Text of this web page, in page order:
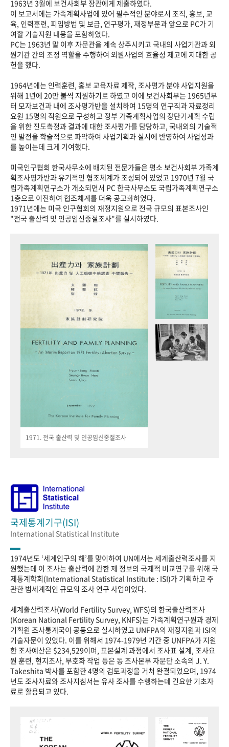
1963년 3월에 보건사회부 장관에게 제출하였다.
이 보고서에는 가족계획사업에 있어 필수적인 분야로서 조직, 홍보, 교
육, 인력훈련, 피임방법 및 보급, 연구평가, 재정부문과 앞으로 PC가 기
여할 기술지원 내용을 포함하였다.
PC는 1963년 말 이후 자문관을 계속 상주시키고 국내의 사업기관과 외
원기관 간의 조정 역할을 수행하여 외원사업의 효율성 제고에 지대한 공
헌을 했다.
1964년에는 인력훈련, 홍보 교육자료 제작, 조사평가 분야 사업지원을
위해 1년에 20만 불씩 지원하기로 하였고 이에 보건사회부는 1965년부
터 모자보건과 내에 조사평가반을 설치하여 15명의 연구직과 자료정리
요원 15명의 직원으로 구성하고 정부 가족계획사업의 장단기계획 수립
을 위한 진도측정과 결과에 대한 조사평가를 담당하고, 국내외의 기술적
인 발전을 학술적으로 파악하여 사업기획과 실시에 반영하여 사업성과
를 높이는데 크게 기여했다.
미국인구협회 한국사무소에 배치된 전문가들은 평소 보건사회부 가족계
획조사평가반과 유기적인 협조체계가 조성되어 있었고 1970년 7월 국
립가족계획연구소가 개소되면서 PC 한국사무소도 국립가족계획연구소
1층으로 이전하여 협조체계를 더욱 공고화하였다.
1971년에는 미국 인구협회의 재정지원으로 전국 규모의 표본조사인
"전국 출산력 및 인공임신중절조사"를 실시하였다.
1971. 전국 출산력 및 인공임신중절조사
국제통계기구(ISI)
International Statistical Institute
1974년도 ‘세계인구의 해’를 맞이하여 UN에서는 세계출산력조사를 지
원했는데 이 조사는 출산력에 관한 제 정보의 국제적 비교연구를 위해 국
제통계학회(International Statistical Institute : ISI)가 기획하고 주
관한 범세계적인 규모의 조사 연구 사업이었다.
세계출산력조사(World Fertility Survey, WFS)의 한국출산력조사
(Korean National Fertility Survey, KNFS)는 가족계획연구원과 경제
기획원 조사통계국이 공동으로 실시하였고 UNFPA의 재정지원과 ISI의
기술자문이 있었다. 이를 위해서 1974-1979년 기간 중 UNFPA가 지원
한 조사예산은 $234,529이며, 표본설계 과정에서 조사표 설계, 조사요
원 훈련, 현지조사, 부호화 작업 등은 동 조사본부 자문단 소속의 J. Y.
Takeshita 박사를 포함한 4명의 검토과정을 거처 완결되었으며, 1974
년도 조사자료와 조사지침서는 유사 조사를 수행하는데 긴요한 기초자
료로 활용되고 있다.